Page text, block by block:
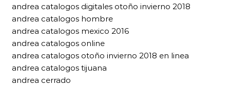
andrea catalogos digitales otoño invierno 2018
andrea catalogos hombre
andrea catalogos mexico 2016
andrea catalogos online
andrea catalogos otoño invierno 2018 en linea
andrea catalogos tijuana
andrea cerrado